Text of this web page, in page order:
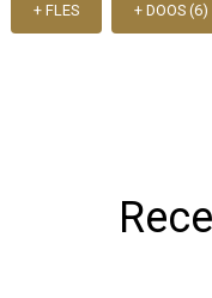
+ FLES + DOOS (6)